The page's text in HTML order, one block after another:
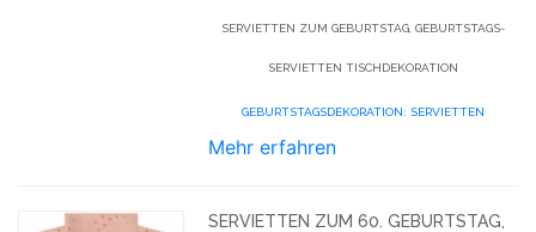
SERVIETTEN ZUM GEBURTSTAG, GEBURTSTAGS-
SERVIETTEN TISCHDEKORATION
GEBURTSTAGSDEKORATION: SERVIETTEN
Mehr erfahren
SERVIETTEN ZUM 60. GEBURTSTAG,